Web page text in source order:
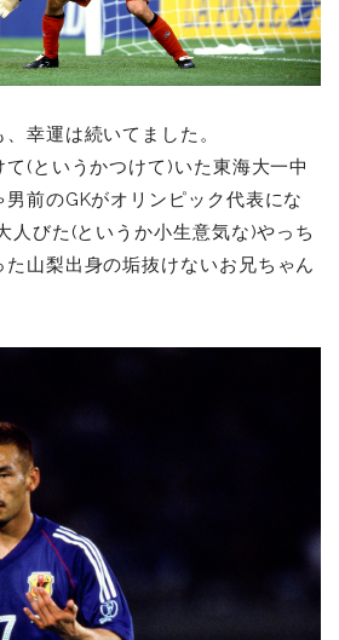
幸運は続いてました。
(というかつけて)いた東海大一中
前のGKがオリンピック代表にな
人びた(というか小生意気な)やっち
山梨出身の垢抜けないお兄ちゃん